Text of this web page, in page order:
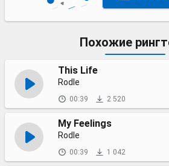
Похожие
This Life
Rodle
00:39 2 520
My Feelings
Rodle
00:39 1 042